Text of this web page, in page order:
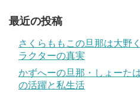
最近の投稿
さくらももこの旦那は大野
ラクターの真実
かずへーの旦那・しょーた
の活躍と私生活